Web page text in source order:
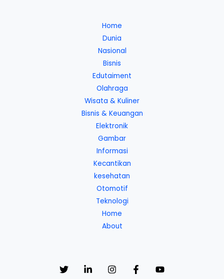
Home
Dunia
Nasional
Bisnis
Edutaiment
Olahraga
Wisata & Kuliner
Bisnis & Keuangan
Elektronik
Gambar
Informasi
Kecantikan
kesehatan
Otomotif
Teknologi
Home
About